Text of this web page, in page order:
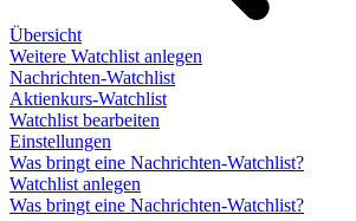
Übersicht
Weitere Watchlist anlegen
Nachrichten-Watchlist
Aktienkurs-Watchlist
Watchlist bearbeiten
Einstellungen
Was bringt eine Nachrichten-Watchlist?
Watchlist anlegen
Was bringt eine Nachrichten-Watchlist?